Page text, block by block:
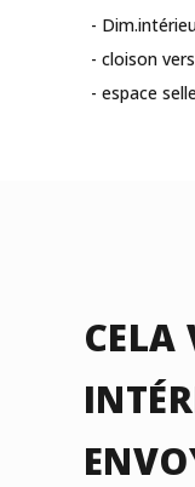
-
- cloison
- espace
CELA